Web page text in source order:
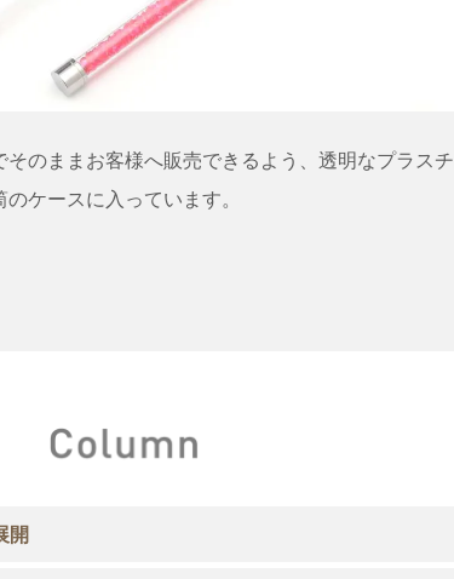
そのままお客様へ販売できるよう、透明なプラスチ
のケースに入っています。
開